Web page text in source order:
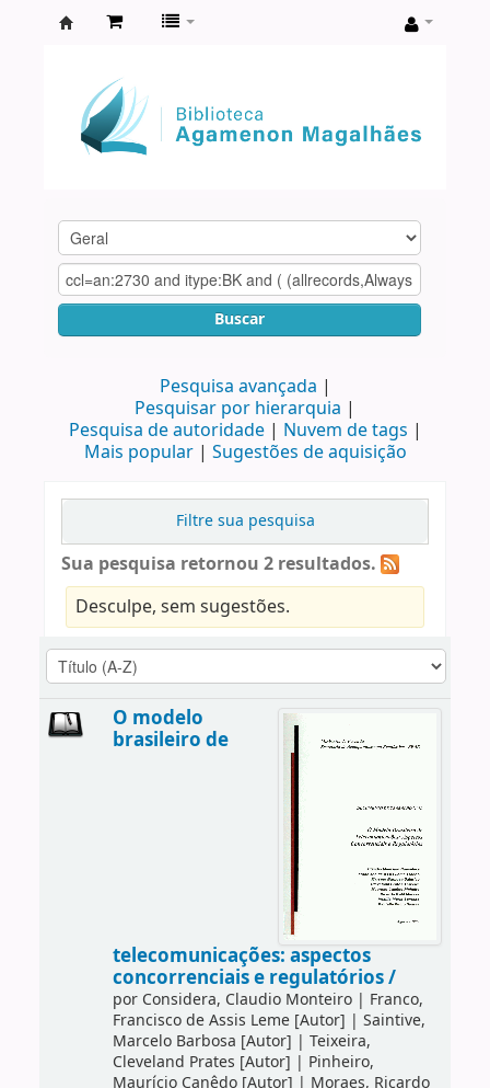
Agamenon
Magalhães
Buscar
Pesquisa avançada
Pesquisar por hierarquia
Pesquisa de autoridade
Nuvem de tags
Mais popular
Sugestões de aquisição
Filtre sua pesquisa
Sua pesquisa retornou 2 resultados.
Desculpe, sem sugestões.
O modelo
brasileiro de
telecomunicações: aspectos
concorrenciais e regulatórios /
por Considera, Claudio Monteiro| Franco,
Francisco de Assis Leme[Autor] | Saintive,
Marcelo Barbosa [Autor] | Teixeira,
Cleveland Prates [Autor] | Pinheiro,
Maurício Canêdo[Autor] | Moraes, Ricardo